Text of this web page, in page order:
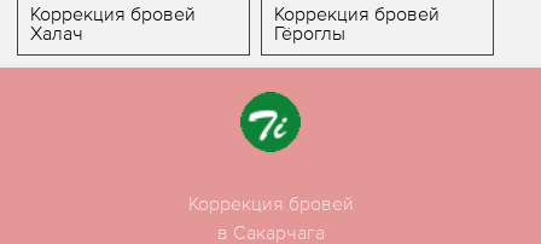
Коррекция бровей
Халач
Коррекция бровей
Гёроглы
Коррекция бровей
в Сакарчага